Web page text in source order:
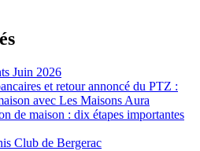
Juin 2026
et retour annoncé du PTZ :
avec Les Maisons Aura
de maison : dix étapes importantes
Club de Bergerac